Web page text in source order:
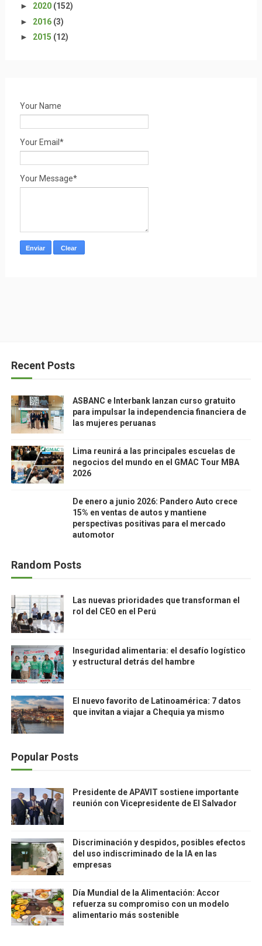
► 2020 (152)
► 2016 (3)
► 2015 (12)
Your Name
Your Email*
Your Message*
Recent Posts
ASBANC e Interbank lanzan curso gratuito
para impulsar la independencia financiera de
las mujeres peruanas
Lima reunirá a las principales escuelas de
negocios del mundo en el GMAC Tour MBA
2026
De enero a junio 2026: Pandero Auto crece
15% en ventas de autos y mantiene
perspectivas positivas para el mercado
automotor
Random Posts
Las nuevas prioridades que transforman el
rol del CEO en el Perú
Inseguridad alimentaria: el desafío logístico
y estructural detrás del hambre
El nuevo favorito de Latinoamérica: 7 datos
que invitan a viajar a Chequia ya mismo
Popular Posts
Presidente de APAVIT sostiene importante
reunión con Vicepresidente de El Salvador
Discriminación y despidos, posibles efectos
del uso indiscriminado de la IA en las
empresas
Día Mundial de la Alimentación: Accor
refuerza su compromiso con un modelo
alimentario más sostenible